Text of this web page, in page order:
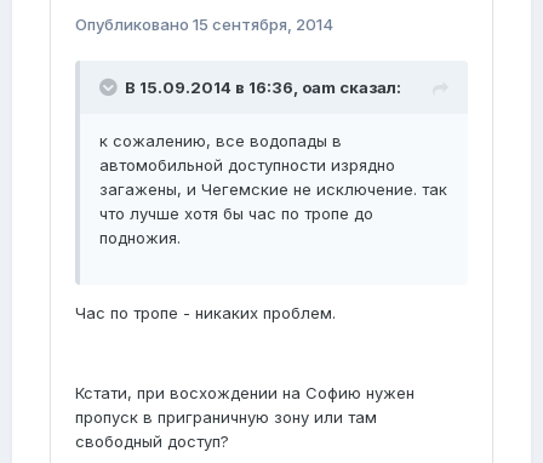
Опубликовано 15 сентября, 2014
В 15.09.2014 в 16:36, oam сказал:
к сожалению, все водопады в
автомобильной доступности изрядно
загажены, и Чегемские не исключение. так
что лучше хотя бы час по тропе до
подножия.
Час по тропе - никаких проблем.
Кстати, при восхождении на Софию нужен
пропуск в приграничную зону или там
свободный доступ?